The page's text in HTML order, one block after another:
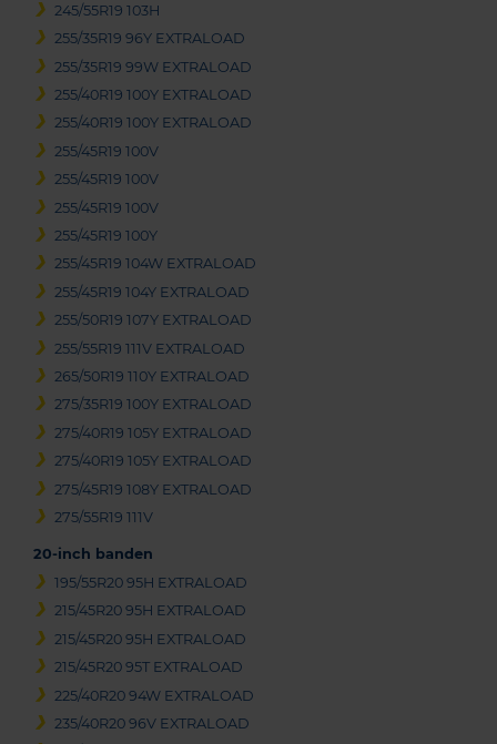
245/55R19 103H
255/35R19 96Y EXTRALOAD
255/35R19 99W EXTRALOAD
255/40R19 100Y EXTRALOAD
255/40R19 100Y EXTRALOAD
255/45R19 100V
255/45R19 100V
255/45R19 100V
255/45R19 100Y
255/45R19 104W EXTRALOAD
255/45R19 104Y EXTRALOAD
255/50R19 107Y EXTRALOAD
255/55R19 111V EXTRALOAD
265/50R19 110Y EXTRALOAD
275/35R19 100Y EXTRALOAD
275/40R19 105Y EXTRALOAD
275/40R19 105Y EXTRALOAD
275/45R19 108Y EXTRALOAD
275/55R19 111V
20-inch banden
195/55R20 95H EXTRALOAD
215/45R20 95H EXTRALOAD
215/45R20 95H EXTRALOAD
215/45R20 95T EXTRALOAD
225/40R20 94W EXTRALOAD
235/40R20 96V EXTRALOAD